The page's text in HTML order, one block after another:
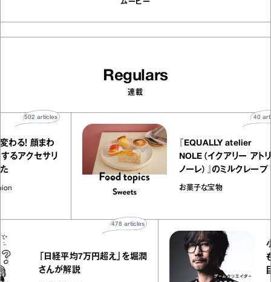
ムービー
Regulars
連載
変わる！ 顔まわ
にするアクセサリ
した
502articles
『EQUALLY atelier
NOLE（イクアリー ア
ノーレ）』のミルクレ
ラメルバニーユほ
お菓子な宝物
「日経平均7万円超え」を堀潤
さんが解説
articles
小
も
目